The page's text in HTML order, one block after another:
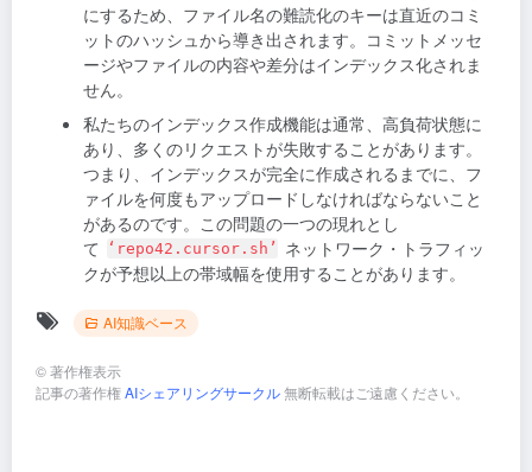
にするため、ファイル名の難読化のキーは直近のコミ
ットのハッシュから導き出されます。コミットメッセ
ージやファイルの内容や差分はインデックス化されま
せん。
私たちのインデックス作成機能は通常、高負荷状態に
あり、多くのリクエストが失敗することがあります。
つまり、インデックスが完全に作成されるまでに、フ
ァイルを何度もアップロードしなければならないこと
があるのです。この問題の一つの現れとし
て
‘repo42.cursor.sh’
ネットワーク・トラフィッ
クが予想以上の帯域幅を使用することがあります。
AI知識ベース
©著作権表示
記事の著作権AIシェアリングサークル無断転載はご遠慮ください。